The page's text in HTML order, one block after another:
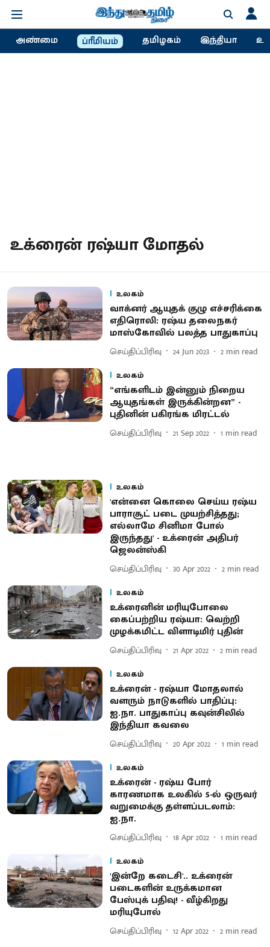
அண்மை ப்ரீமியம் தமிழகம் இந்தியா
உக்ரைன் ரஷ்யா மோதல்
உலகம்
வாக்னர் ஆயுதக் குழு எச்சரிக்கை
எதிரொலி: ரஷ்ய தலைநகர்
மாஸ்கோவில் பலத்த பாதுகாப்பு
செய்திப்பிரிவு 24 Jun 2023 2 min read
உலகம்
“எங்களிடம் இன்னும் நிறைய
ஆயுதங்கள் இருக்கின்றன” -
புதினின் பகிரங்க மிரட்டல்
செய்திப்பிரிவு 21 Sep 2022 1 min read
உலகம்
'என்னை கொலை செய்ய ரஷ்ய
பாராசூட் படை முயற்சித்தது;
எல்லாமே சினிமா போல்
இருந்தது' - உக்ரைன் அதிபர்
ஜெலன்ஸ்கி
செய்திப்பிரிவு 30 Apr 2022 2 min read
உலகம்
உக்ரைனின் மரியுபோலை
கைப்பற்றிய ரஷ்யா: வெற்றி
முழக்கமிட்ட விளாடிமிர் புதின்
செய்திப்பிரிவு 21 Apr 2022 2 min read
உலகம்
உக்ரைன் - ரஷ்யா மோதலால்
வளரும் நாடுகளில் பாதிப்பு:
ஐ.நா. பாதுகாப்பு கவுன்சிலில்
இந்தியா கவலை
செய்திப்பிரிவு 20 Apr 2022 1 min read
உலகம்
உக்ரைன் - ரஷ்ய போர்
காரணமாக உலகில் 5-ல் ஒருவர்
வறுமைக்கு தள்ளப்படலாம்:
ஐ.நா.
செய்திப்பிரிவு 18 Apr 2022 1 min read
உலகம்
'இன்றே கடைசி'.. உக்ரைன்
படைகளின் உருக்கமான
பேஸ்புக் பதிவு! - வீழ்கிறது
மரியுபோல்
செய்திப்பிரிவு 12 Apr 2022 2 min read